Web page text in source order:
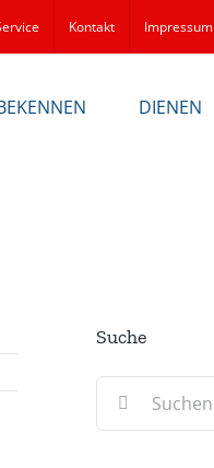
Kontakt Impressum
DIENEN
Suche
Suche